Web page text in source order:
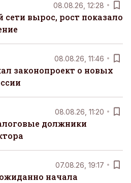
08.08.26, 12:28
вырос, рост показало
08.08.26, 11:46
законопроект о новых
08.08.26, 11:20
должники
07.08.26, 19:17
начала